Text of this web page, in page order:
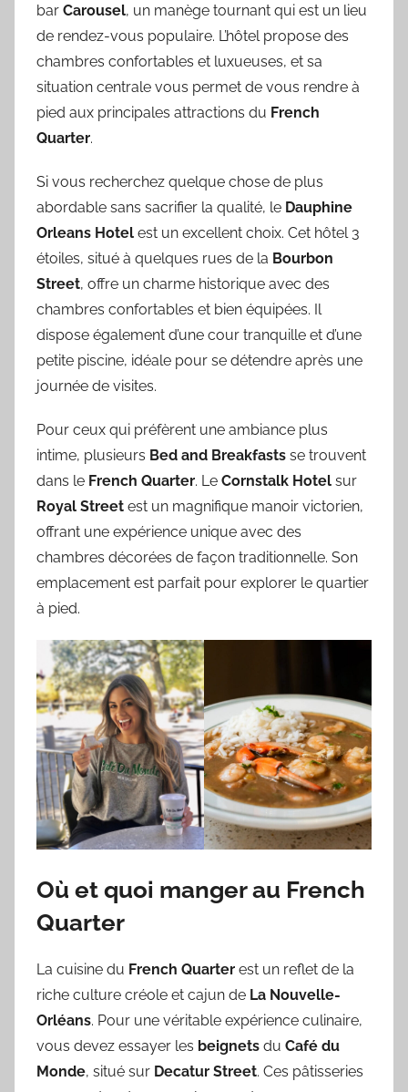
bar Carousel, un manège tournant qui est un lieu
de rendez-vous populaire. L’hôtel propose des
chambres confortables et luxueuses, et sa
situation centrale vous permet de vous rendre à
pied aux principales attractions du French
Quarter.
Si vous recherchez quelque chose de plus
abordable sans sacrifier la qualité, le Dauphine
Orleans Hotel est un excellent choix. Cet hôtel 3
étoiles, situé à quelques rues de la Bourbon
Street, offre un charme historique avec des
chambres confortables et bien équipées. Il
dispose également d’une cour tranquille et d’une
petite piscine, idéale pour se détendre après une
journée de visites.
Pour ceux qui préfèrent une ambiance plus
intime, plusieurs Bed and Breakfasts se trouvent
dans le French Quarter. Le Cornstalk Hotel sur
Royal Street est un magnifique manoir victorien,
offrant une expérience unique avec des
chambres décorées de façon traditionnelle. Son
emplacement est parfait pour explorer le quartier
à pied.
Où et quoi manger au French
Quarter
La cuisine du French Quarter est un reflet de la
riche culture créole et cajun de La Nouvelle-
Orléans. Pour une véritable expérience culinaire,
vous devez essayer les beignets du Café du
Monde, situé sur Decatur Street. Ces pâtisseries